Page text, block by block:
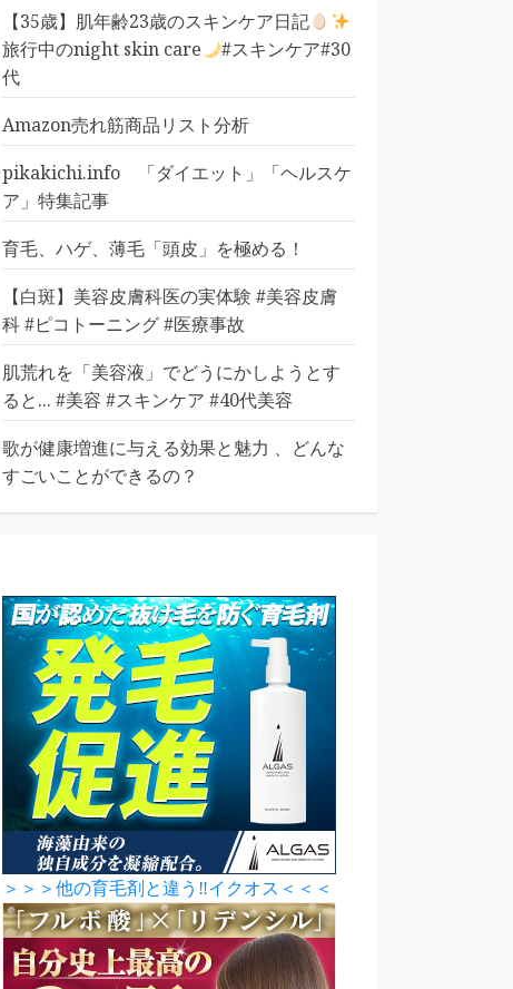
【35歳】肌年齢23歳のスキンケア日記
旅行中のnight skin care
#スキンケア#30
代
Amazon売れ筋商品リスト分析
pikakichi.info 「ダイエット」「ヘルスケ
ア」特集記事
育毛、ハゲ、薄毛「頭皮」を極める！
【白斑】美容皮膚科医の実体験 #美容皮膚
科 #ピコトーニング #医療事故
肌荒れを「美容液」でどうにかしようとす
ると... #美容 #スキンケア #40代美容
歌が健康増進に与える効果と魅力 、どんな
すごいことができるの？
＞＞＞他の育毛剤と違う‼イクオス＜＜＜